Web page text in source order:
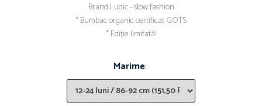
Brand Ludic - slow fashion
* Bumbac organic certificat GOTS
* Ediție limitată!
Marime: